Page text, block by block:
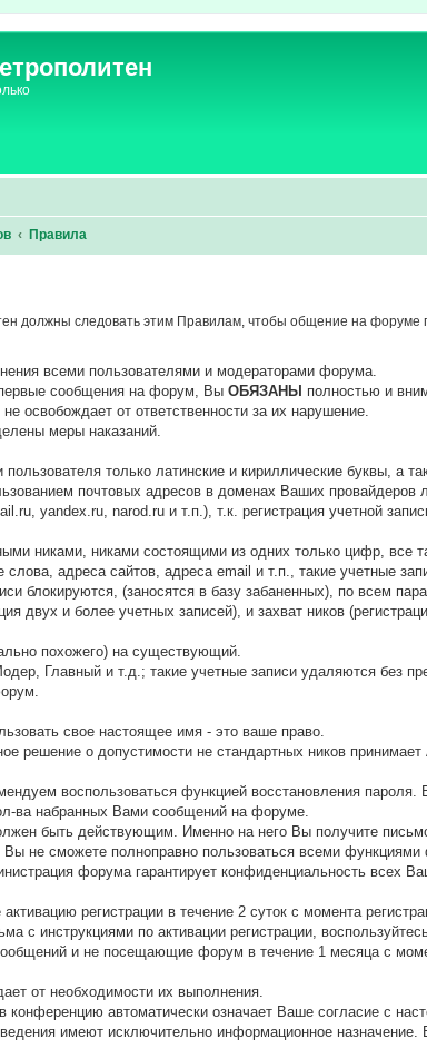
Правила
должны следовать этим Правилам, чтобы общение на
всеми пользователями и модераторами форума.
первые сообщения на форум, ВыОБЯЗАНЫ полностью и
освобождает от ответственности за их нарушение.
меры наказаний.
только латинские и кириллические буквы, а
почтовых адресов в доменах Ваших
yandex.ru, narod.ru и т.п.), т.к. регистрация учетной
никами, никами состоящими из одних только цифр, все
слова, адреса сайтов, адреса email и т.п., такие учетные
блокируются, (заносятся в базу забаненных), по всем
двух и более учетных записей), и захват ников
похожего) на существующий.
Главный и т.д.; такие учетные записи удаляются без
свое настоящее имя - это ваше право.
решение о допустимости не стандартных ников
воспользоваться функцией восстановления
ва набранных Вами сообщений на форуме.
быть действующим. Именно на него Вы получите
Вы не сможете полноправно пользоваться всеми
форума гарантирует конфиденциальность всех
регистрации в течение 2 суток с момента
с инструкциями по активации регистрации,
и не посещающие форум в течение 1 месяца с
от необходимости их выполнения.
конференцию автоматически означает Ваше согласие с
имеют исключительно информационное